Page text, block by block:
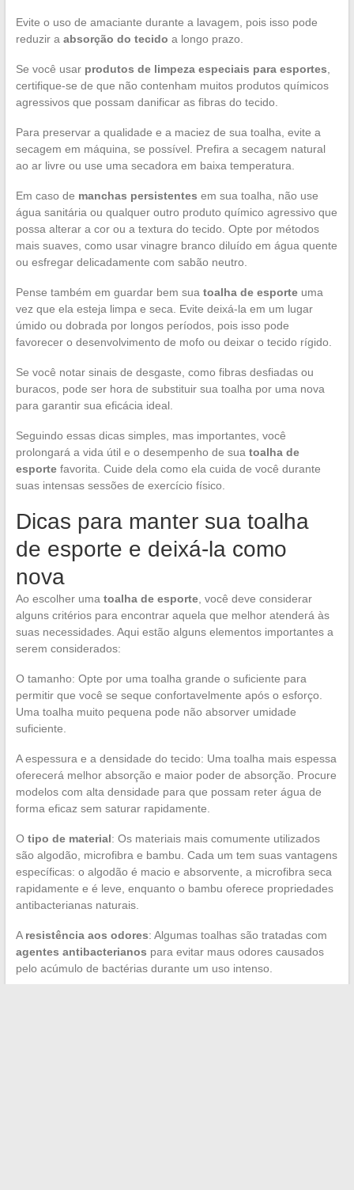
Evite o uso de amaciante durante a lavagem, pois isso pode
reduzir a absorção do tecido a longo prazo.
Se você usar produtos de limpeza especiais para esportes
certifique-se de que não contenham muitos produtos químicos
agressivos que possam danificar as fibras do tecido.
Para preservar a qualidade e a maciez de sua toalha, evite a
secagem em máquina, se possível. Prefira a secagem natural
ao ar livre ou use uma secadora em baixa temperatura.
Em caso de manchas persistentes em sua toalha, não use
água sanitária ou qualquer outro produto químico agressivo que
possa alterar a cor ou a textura do tecido. Opte por métodos
mais suaves, como usar vinagre branco diluído em água quente
ou esfregar delicadamente com sabão neutro.
Pense também em guardar bem sua toalha de esporteuma
vez que ela esteja limpa e seca. Evite deixá-la em um lugar
úmido ou dobrada por longos períodos, pois isso pode
favorecer o desenvolvimento de mofo ou deixar o tecido rígido.
Se você notar sinais de desgaste, como fibras desfiadas ou
buracos, pode ser hora de substituir sua toalha por uma nova
para garantir sua eficácia ideal.
Seguindo essas dicas simples, mas importantes, você
prolongará a vida útil e o desempenho de sua toalha de
esportefavorita. Cuide dela como ela cuida de você durante
suas intensas sessões de exercício físico.
Dicas para manter sua toalha
de esporte e deixá-la como
nova
Ao escolher uma toalha de esporte, você deve considerar
alguns critérios para encontrar aquela que melhor atenderá às
suas necessidades. Aqui estão alguns elementos importantes a
serem considerados:
O tamanho: Opte por uma toalha grande o suficiente para
permitir que você se seque confortavelmente após o esforço.
Uma toalha muito pequena pode não absorver umidade
suficiente.
A espessura e a densidade do tecido: Uma toalha mais espessa
oferecerá melhor absorção e maior poder de absorção. Procure
modelos com alta densidade para que possam reter água de
forma eficaz sem saturar rapidamente.
O tipo de material: Os materiais mais comumente utilizados
são algodão, microfibra e bambu. Cada um tem suas vantagens
específicas: o algodão é macio e absorvente, a microfibra seca
rapidamente e é leve, enquanto o bambu oferece propriedades
antibacterianas naturais.
A resistência aos odores: Algumas toalhas são tratadas com
agentes antibacterianos para evitar maus odores causados
pelo acúmulo de bactérias durante um uso intenso.